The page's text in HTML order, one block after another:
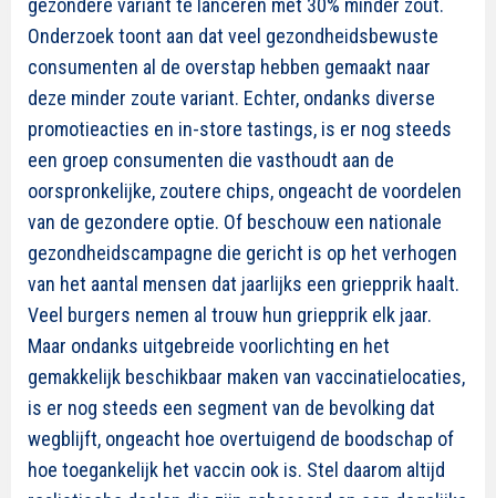
gezondere variant te lanceren met 30% minder zout.
Onderzoek toont aan dat veel gezondheidsbewuste
consumenten al de overstap hebben gemaakt naar
deze minder zoute variant. Echter, ondanks diverse
promotieacties en in-store tastings, is er nog steeds
een groep consumenten die vasthoudt aan de
oorspronkelijke, zoutere chips, ongeacht de voordelen
van de gezondere optie. Of beschouw een nationale
gezondheidscampagne die gericht is op het verhogen
van het aantal mensen dat jaarlijks een griepprik haalt.
Veel burgers nemen al trouw hun griepprik elk jaar.
Maar ondanks uitgebreide voorlichting en het
gemakkelijk beschikbaar maken van vaccinatielocaties,
is er nog steeds een segment van de bevolking dat
wegblijft, ongeacht hoe overtuigend de boodschap of
hoe toegankelijk het vaccin ook is. Stel daarom altijd